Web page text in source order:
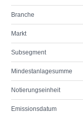
Branche
Markt
Subsegment
Mindestanlagesumme
Notierungseinheit
Emissionsdatum